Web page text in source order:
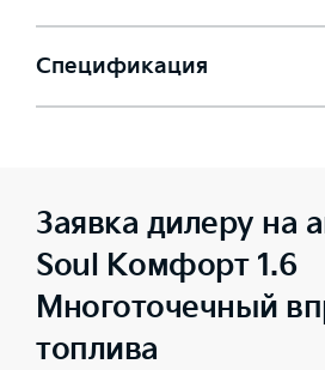
Спецификация
Заявка дилеру на
Soul Комфорт 1.6
Многоточечный
топлива